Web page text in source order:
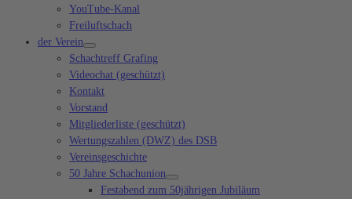
YouTube-Kanal
Freiluftschach
der Verein
Schachtreff Grafing
Videochat (geschützt)
Kontakt
Vorstand
Mitgliederliste (geschützt)
Wertungszahlen (DWZ) des DSB
Vereinsgeschichte
50 Jahre Schachunion
Festabend zum 50jährigen Jubiläum